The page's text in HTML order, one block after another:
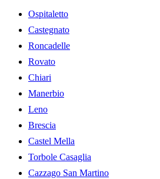
Ospitaletto
Castegnato
Roncadelle
Rovato
Chiari
Manerbio
Leno
Brescia
Castel Mella
Torbole Casaglia
Cazzago San Martino